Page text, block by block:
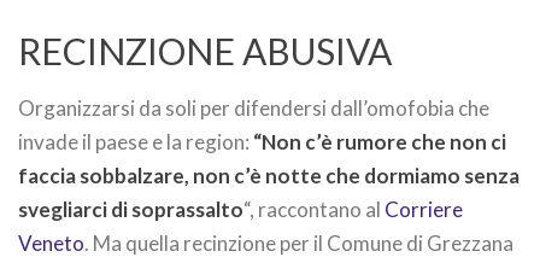
RECINZIONE ABUSIVA
Organizzarsi da soli per difendersi dall’omofobia che
invade il paese e la region: “Non c’è rumore che non ci
faccia sobbalzare, non c’è notte che dormiamo senza
svegliarci di soprassalto“, raccontano al Corriere
Veneto. Ma quella recinzione per il Comune di Grezzana